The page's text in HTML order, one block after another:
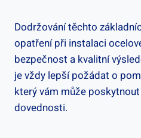
Dodržování těchto
opatření při instalaci
bezpečnost a kvalitní
je vždy lepší požádat o
který vám může
dovednosti.